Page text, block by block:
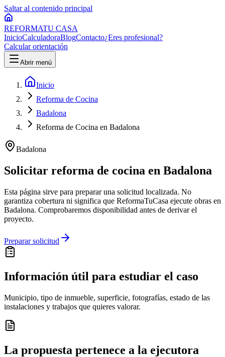
Saltar al contenido principal
REFORMATU CASA
InicioCalculadoraBlogContacto¿Eres profesional?
Calcular orientación
Abrir menú
Inicio
Reforma de Cocina
Badalona
Reforma de Cocina en Badalona
Badalona
Solicitar reforma de cocina en Badalona
Esta página sirve para preparar una solicitud localizada. No
garantiza cobertura ni significa que ReformaTuCasa ejecute obras en
Badalona. Comprobaremos disponibilidad antes de derivar el
proyecto.
Preparar solicitud
Información útil para estudiar el caso
Municipio, tipo de inmueble, superficie, fotografías, estado de las
instalaciones y trabajos que quieres valorar.
La propuesta pertenece a la ejecutora